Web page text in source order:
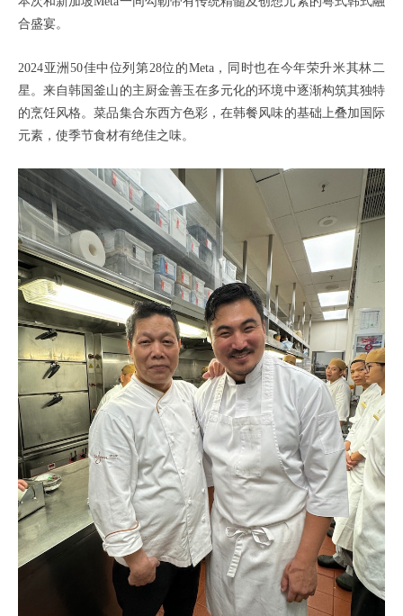
合盛宴。
2024亚洲50佳中位列第28位的Meta，同时也在今年荣升米其林二
星。来自韩国釜山的主厨金善玉在多元化的环境中逐渐构筑其独特
的烹饪风格。菜品集合东西方色彩，在韩餐风味的基础上叠加国际
元素，使季节食材有绝佳之味。